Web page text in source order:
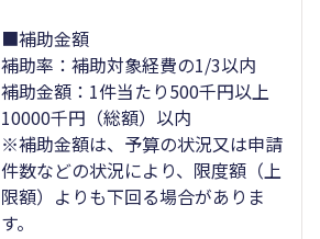
■補助金額
補助率：補助対象経費の1/3以内
補助金額：1件当たり500千円以上
10000千円（総額）以内
※補助金額は、予算の状況又は申請
件数などの状況により、限度額（上
限額）よりも下回る場合がありま
す。